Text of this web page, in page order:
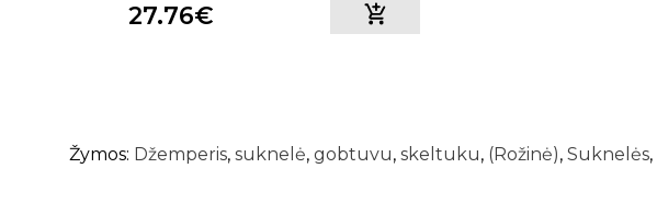
27.76€
Žymos: Džemperis, suknelė, gobtuvu, skeltuku, (Rožinė), Suknelės,